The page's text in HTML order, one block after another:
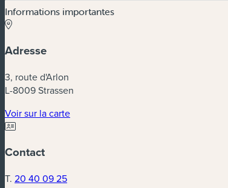
Informations importantes
Adresse
3, route d'Arlon
L-8009 Strassen
Voir sur la carte
Contact
T. 20 40 09 25